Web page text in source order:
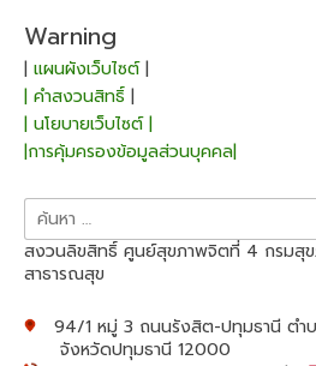
Warning
| แผนผังเว็บไซต์|
| คำสงวนสิทธิ์ |
| นโยบายเว็บไซต์ |
|การคุ้มครองข้อมูลส่วนบุคคล|
ค้นหา
สำหรับ:
สงวนลิขสิทธิ์ ศูนย์สุขภาพจิตที่ 4 กรมสุข
สาธารณสุข
94/1 หมู่ 3 ถนนรังสิต-ปทุมธานี ตำบ
จังหวัดปทุมธานี 12000